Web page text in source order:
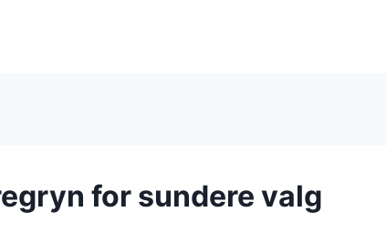
for sundere valg